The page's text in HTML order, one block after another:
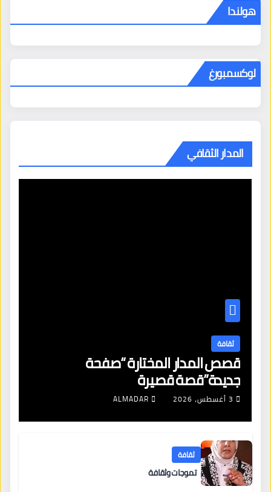
هولندا
لوكسمبورغ
المدار الثقافي
ثقافة
قصص المدار المختارة “صفحة
جديدة”قصة قصيرة
3 أغسطس، 2026 ALMADAR
ثقافة
تموجات وثقافة